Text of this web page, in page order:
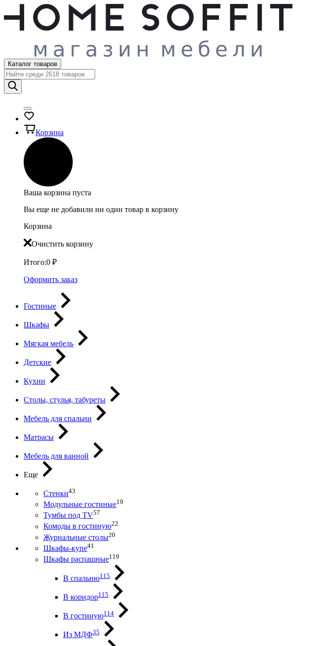
Каталог товаров
Корзина
Ваша корзина пуста
Вы еще не добавили ни один товар в корзину
Корзина
Очистить корзину
Итого:0 ₽
Оформить заказ
Гостиные
Шкафы
Мягкая мебель
Детские
Кухни
Столы, стулья, табуреты
Мебель для спальни
Матрасы
Мебель для ванной
Еще
Стенки43
Модульные гостиные19
Тумбы под ТV57
Комоды в гостиную22
Журнальные столы20
Шкафы-купе41
Шкафы распашные119
В спальню115
В коридор115
В гостиную114
Из МДФ35